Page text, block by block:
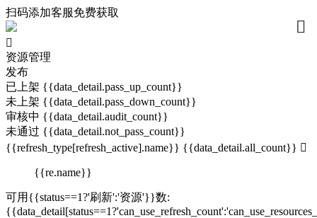
扫码添加客服免费获取

资源管理
发布
已上架 {{data_detail.pass_up_count}}
未上架 {{data_detail.pass_down_count}}
审核中 {{data_detail.audit_count}}
未通过 {{data_detail.not_pass_count}}
{{refresh_type[refresh_active].name}} {{data_detail.all_count}} 
{{re.name}}
可用{{status==1?'刷新':'资源'}}数:


